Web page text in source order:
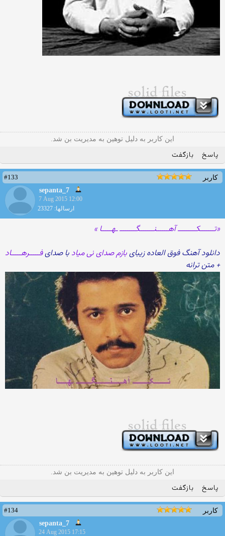
این کاربر به دلیل توهین به مدیریت بن شد.
پاسخ بازگفت
کاربر
#133
sepanta_7
7 Aug 2015 12:00
ارسالها: 23327
«تـــــــکـــــــــ آهــــــنـــــــگــــــــ ـهـــــا »
دانلود آهنگ فوق العاده زیبایبازم صدای نی میاد با صدایفـــــرهـــــاد
+ متن ترانه
این کاربر به دلیل توهین به مدیریت بن شد.
پاسخ بازگفت
کاربر
#134
sepanta_7
24 Aug 2015 17:15